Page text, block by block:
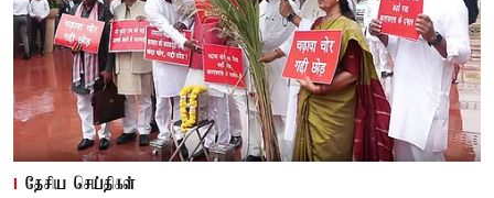
தேசிய செய்திகள்